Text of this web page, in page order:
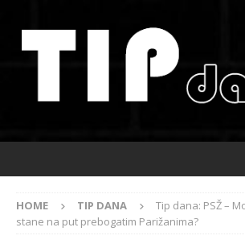
HOME TIP DANA
Tip dana: PSŽ –
stane na put prebogatim Parižanima?